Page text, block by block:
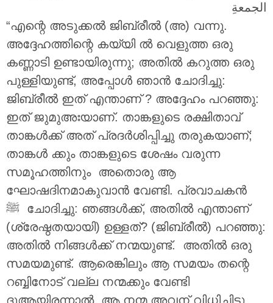
الجمعةِ
“എന്റെ അടുക്കൽ ജിബ്രീൽ (അ) വന്നു.
അദ്ദേഹത്തിന്റെ കയ്യി ൽ വെളുത്ത ഒരു
കണ്ണാടി ഉണ്ടായിരുന്നു; അതിൽ കറുത്ത ഒരു
പുള്ളിയുണ്ട്, അപ്പോൾ ഞാൻ ചോദിച്ചു:
ജിബ്രീൽ ഇത് എന്താണ് ? അദ്ദേഹം പറഞ്ഞു:
ഇത് ജുമുഅഃയാണ്. താങ്കളുടെ രക്ഷിതാവ്
താങ്കൾക്ക് അത് പ്രദർശിപ്പിച്ചു തരുകയാണ്;
താങ്കൾ ക്കും താങ്കളുടെ ശേഷം വരുന്ന
സമൂഹത്തിനും അതൊരു ആ
ഘോഷദിനമാകുവാൻ വേണ്ടി. പ്രവാചകൻ
(ശ്രേഷ്ഠതയായി) ഉള്ളത്? (ജിബ്രീൽ) പറഞ്ഞു:
അതിൽ നിങ്ങൾക്ക് നന്മയുണ്ട്. അതിൽ ഒരു
സമയമുണ്ട്. ആരെങ്കിലും ആ സമയം തന്റെ
റബ്ബിനോട് വല്ല നന്മക്കും വേണ്ടി
ദുആയിരന്നാൽ, ആ നന്മ അവന് വിധിച്ചിട്ടു